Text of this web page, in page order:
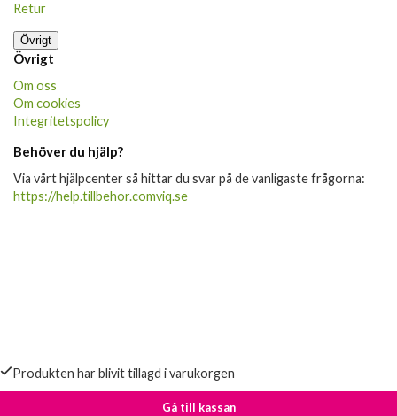
Retur
Övrigt
Övrigt
Om oss
Om cookies
Integritetspolicy
Behöver du hjälp?
Via vårt hjälpcenter så hittar du svar på de vanligaste frågorna:
https://help.tillbehor.comviq.se
Produkten har blivit tillagd i varukorgen
Gå till kassan